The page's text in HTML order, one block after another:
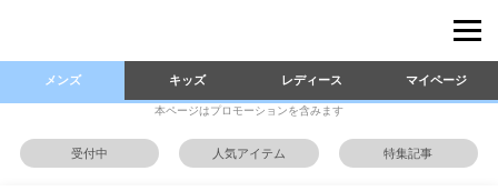
メンズ キッズ レディース マイページ
本ページはプロモーションを含みます
受付中 人気アイテム 特集記事